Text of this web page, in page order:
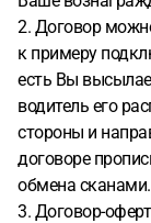
2. Договор
к примеру
есть Вы
водитель его
стороны и
договоре
обмена сканами.
3. Договор-